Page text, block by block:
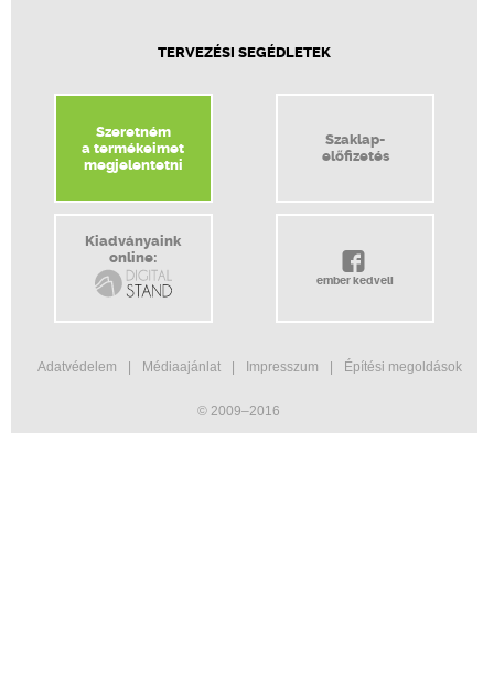
TERVEZÉSI SEGÉDLETEK
Szeretném
a termékeimet
megjelentetni
Szaklap-
előfizetés
Kiadványaink
online:
ember kedveli
Adatvédelem Médiaajánlat Impresszum Építési megoldások
© 2009–2016